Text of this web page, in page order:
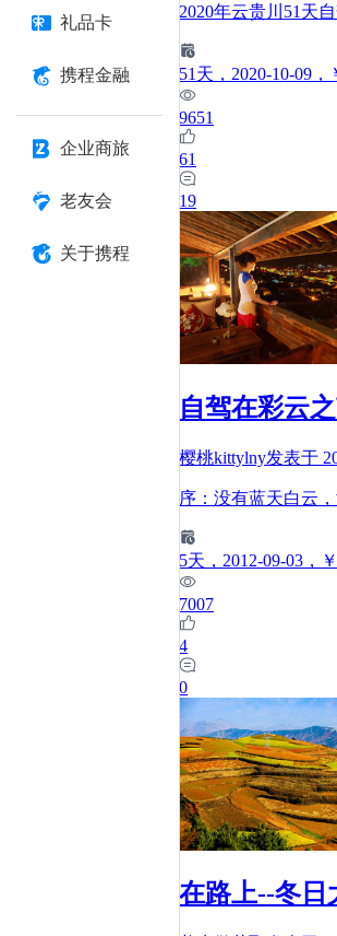
礼品卡
携程金融
企业商旅
老友会
关于携程
2020年云贵川51天
51 天 ，2020-10-09
9651
61
19
自驾在彩云
樱桃kittylny发表于
序：没有蓝天白云
5天 ，2012-09-03 ，
7007
4
0
在路上--冬日